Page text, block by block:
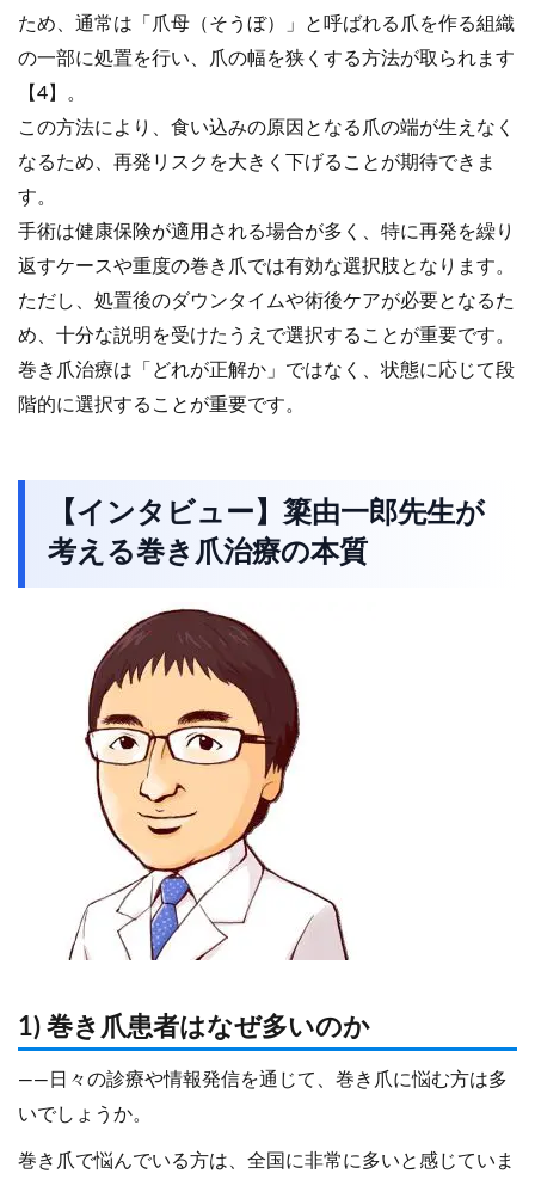
ため、通常は「爪母（そうぼ）」と呼ばれる爪を作る組織
の一部に処置を行い、爪の幅を狭くする方法が取られます
【4】。
この方法により、食い込みの原因となる爪の端が生えなく
なるため、再発リスクを大きく下げることが期待できま
す。
手術は健康保険が適用される場合が多く、特に再発を繰り
返すケースや重度の巻き爪では有効な選択肢となります。
ただし、処置後のダウンタイムや術後ケアが必要となるた
め、十分な説明を受けたうえで選択することが重要です。
巻き爪治療は「どれが正解か」ではなく、状態に応じて段
階的に選択することが重要です。
【インタビュー】簗由一郎先生が
考える巻き爪治療の本質
1) 巻き爪患者はなぜ多いのか
――日々の診療や情報発信を通じて、巻き爪に悩む方は多
いでしょうか。
巻き爪で悩んでいる方は、全国に非常に多いと感じていま